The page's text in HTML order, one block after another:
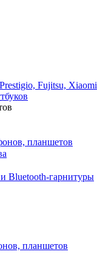
Fujitsu, Xiaomi
планшетов
Bluetooth-гарнитуры
планшетов